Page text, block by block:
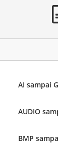
AI sampai
AUDIO
BMP